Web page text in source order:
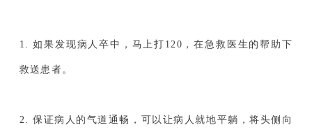
1. 如果发现病人卒中，马上打120，在急救医生的帮助下
救送患者。
2. 保证病人的气道通畅，可以让病人就地平躺，将头侧向